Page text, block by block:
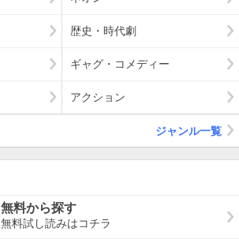
歴史・時代劇
ギャグ・コメディー
アクション
ジャンル一覧
無料から探す
無料試し読みはコチラ